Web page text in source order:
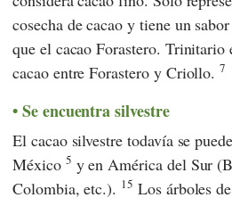
cosecha de cacao y tiene un
que el cacao Forastero. Trinitario
cacao entre Forastero y Criollo.7
Se encuentra silvestre
El cacao silvestre todavía se
México 5 y en América del Sur
Colombia, etc.). 15 Los árboles